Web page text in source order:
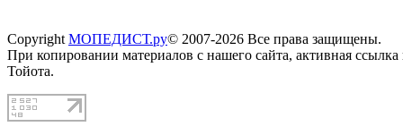
Copyright МОПЕДИСТ.ру© 2007-2026 Все права защищены.
При копировании материалов с нашего сайта, активная
Тойота.